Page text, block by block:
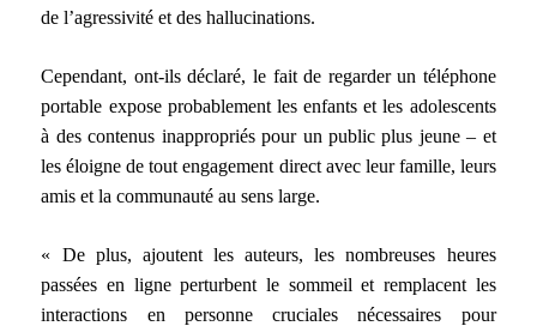
de l’agressivité et des hallucinations.
Cependant, ont-ils déclaré, le fait de regarder un téléphone
portable expose probablement les enfants et les adolescents
à des contenus inappropriés pour un public plus jeune – et
les éloigne de tout engagement direct avec leur famille, leurs
amis et la communauté au sens large.
« De plus, ajoutent les auteurs, les nombreuses heures
passées en ligne perturbent le sommeil et remplacent les
interactions en personne cruciales nécessaires pour